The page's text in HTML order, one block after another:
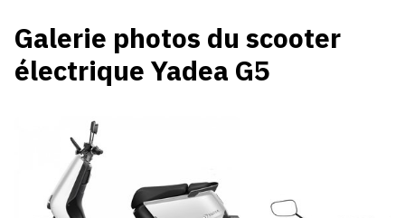
Galerie photos du scooter
électrique Yadea G5